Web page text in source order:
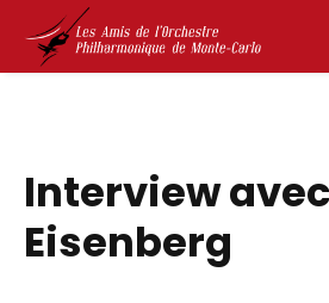
Interview
Eisenberg